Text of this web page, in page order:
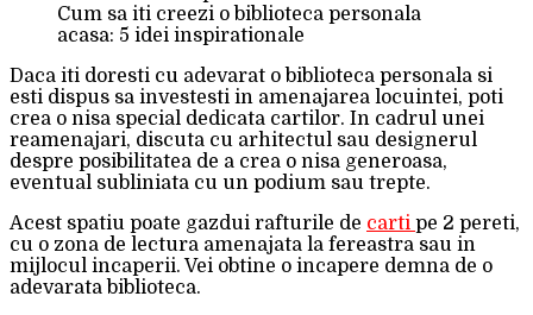
Cum sa iti creezi o biblioteca personala
acasa: 5 idei inspirationale
Daca iti doresti cu adevarat o biblioteca personala si
esti dispus sa investesti in amenajarea locuintei, poti
crea o nisa special dedicata cartilor. In cadrul unei
reamenajari, discuta cu arhitectul sau designerul
despre posibilitatea de a crea o nisa generoasa,
eventual subliniata cu un podium sau trepte.
Acest spatiu poate gazdui rafturile de carti pe 2 pereti,
cu o zona de lectura amenajata la fereastra sau in
mijlocul incaperii. Vei obtine o incapere demna de o
adevarata biblioteca.